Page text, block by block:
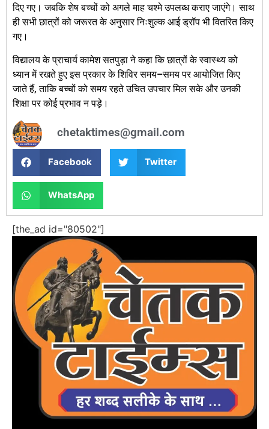
दिए गए। जबकि शेष बच्चों को अगले माह चश्मे उपलब्ध कराए जाएंगे। साथ
ही सभी छात्रों को जरूरत के अनुसार निःशुल्क आई ड्रॉप भी वितरित किए
गए।
विद्यालय के प्राचार्य कामेश सतपुड़ा ने कहा कि छात्रों के स्वास्थ्य को
ध्यान में रखते हुए इस प्रकार के शिविर समय–समय पर आयोजित किए
जाते हैं, ताकि बच्चों को समय रहते उचित उपचार मिल सके और उनकी
शिक्षा पर कोई प्रभाव न पड़े।
chetaktimes@gmail.com
Facebook Twitter
WhatsApp
[the_ad id="80502"]